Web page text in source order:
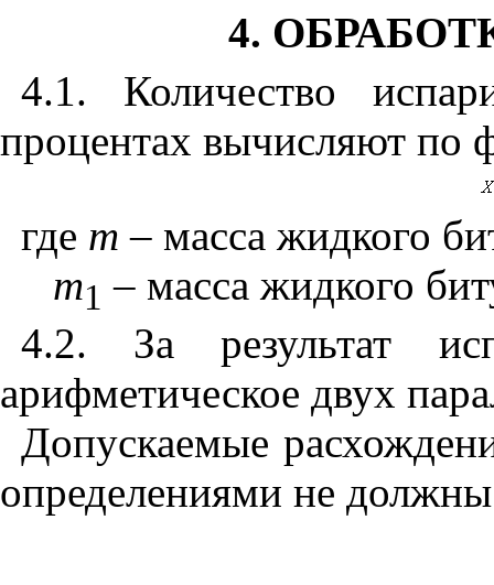
4.
4.1. Количество
процентах вычисляют по
где т – масса жидкого
т1 – масса жидкого
4.2. За результат
арифметическое двух
Допускаемые
определениями не